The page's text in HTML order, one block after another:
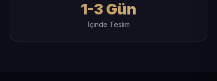
1-3 Gün
İçinde Teslim